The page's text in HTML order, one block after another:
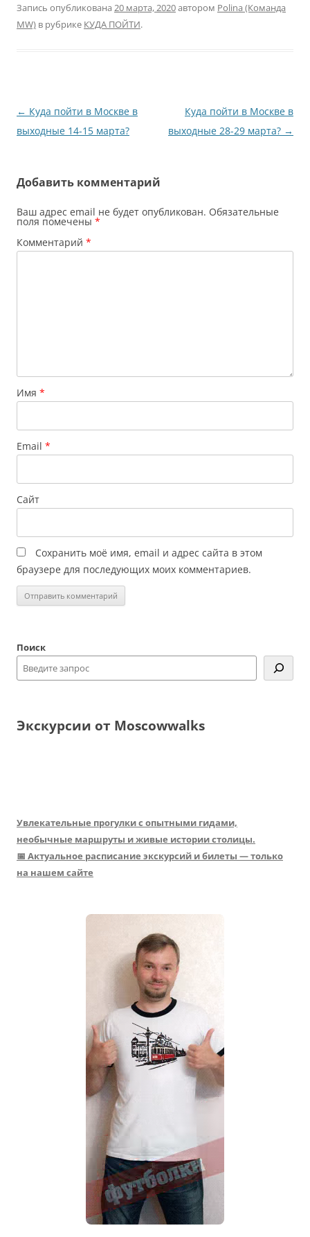
Запись опубликована 20 марта, 2020автором Polina (Команда
MW) в рубрике КУДА ПОЙТИ.
Навигация
по
← Куда пойти в Москве в
выходные 14-15 марта?
Куда пойти в Москве в
выходные 28-29 марта? →
Добавить комментарий
Ваш адрес email не будет опубликован. Обязательные
поля помечены *
Комментарий *
Имя *
Email *
Сайт
Сохранить моё имя, email и адрес сайта в этом
браузере для последующих моих комментариев.
Поиск
Экскурсии от Moscowwalks
Увлекательные прогулки с опытными гидами,
необычные маршруты и живые истории столицы.
📅 Актуальное расписание экскурсий и билеты — только
на нашем сайте